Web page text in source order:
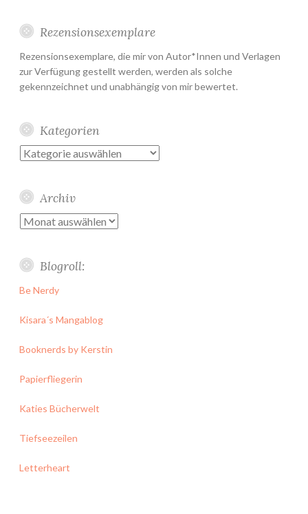
Rezensionsexemplare
Rezensionsexemplare, die mir von Autor*Innen und Verlagen
zur Verfügung gestellt werden, werden als solche
gekennzeichnet und unabhängig von mir bewertet.
Kategorien
Kategorien
Archiv
Archiv
Blogroll:
Be Nerdy
Kisara´s Mangablog
Booknerds by Kerstin
Papierfliegerin
Katies Bücherwelt
Tiefseezeilen
Letterheart